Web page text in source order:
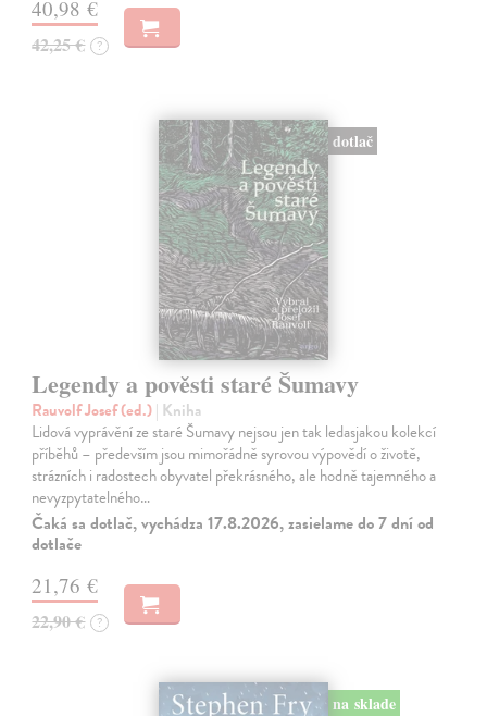
40,98 €
42,25 € ?
dotlač
Legendy a pověsti staré Šumavy
Rauvolf Josef (ed.)| Kniha
Lidová vyprávění ze staré Šumavy nejsou jen tak ledasjakou kolekcí
příběhů – především jsou mimořádně syrovou výpovědí o životě,
strázních i radostech obyvatel překrásného, ale hodně tajemného a
nevyzpytatelného…
Čaká sa dotlač, vychádza 17.8.2026, zasielame do 7 dní od
dotlače
21,76 €
22,90 € ?
na sklade